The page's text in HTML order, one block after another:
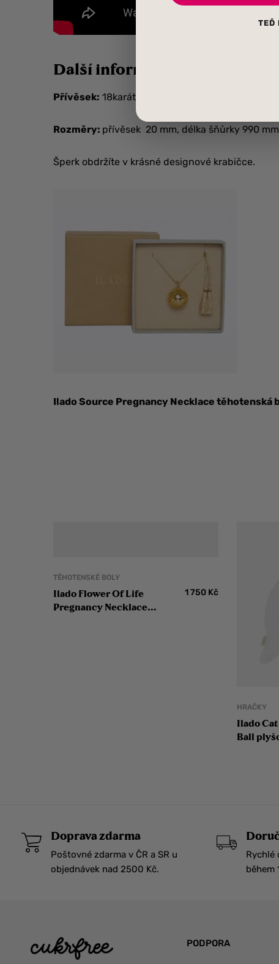
Další informace
Přívěsek: 18karátová pozlacená mosaz, růžové
Rozměry: přívěsek 20 mm, délka šňůrky 990
Šperk obdržíte v krásné designové krabičce.
Ilado Source Pregnancy Necklace těhotenská
TĚHOTENSKÉ BOLY
Ilado Flower Of Life
Pregnancy Necklace
1 750 Kč
HRAČKY
Ilado
Ball
Doprava zdarma
Poštovné zdarma v ČR a SR u
objednávek nad 2500 Kč.
Rychlé
během
PODPORA
TEĎ